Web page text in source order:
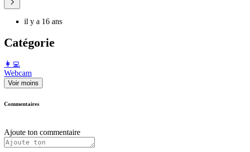
il y a 16 ans
Catégorie
️👩‍💻️
Webcam
Voir moins
Commentaires
Ajoute ton commentaire